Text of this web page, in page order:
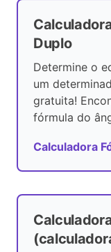
Duplo
Determine o
um
gratuita!
fórmula do
Calculadora